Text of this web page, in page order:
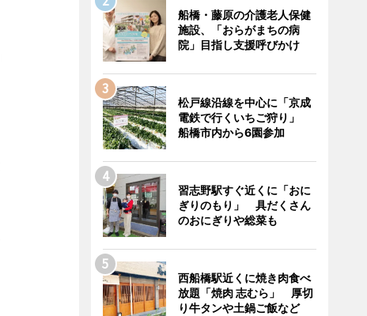
船橋・藤原の介護老人保健
施設、「おらがまちの病
院」目指し支援呼びかけ
松戸線沿線を中心に「京成
電鉄で行くいちご狩り」
船橋市内から6園参加
習志野駅すぐ近くに「おに
ぎりのもり」 具だくさん
のおにぎりや総菜も
西船橋駅近くに焼き肉食べ
放題「焼肉 志むら」 厚切
り牛タンや土鍋ご飯など